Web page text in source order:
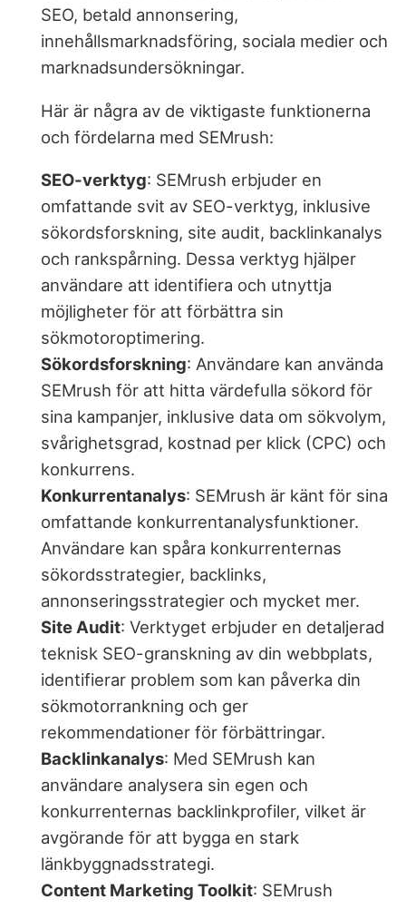
SEO, betald annonsering,
innehållsmarknadsföring, sociala medier och
marknadsundersökningar.
Här är några av de viktigaste funktionerna
och fördelarna med SEMrush:
SEO-verktyg: SEMrush erbjuder en
omfattande svit av SEO-verktyg, inklusive
sökordsforskning, site audit, backlinkanalys
och rankspårning. Dessa verktyg hjälper
användare att identifiera och utnyttja
möjligheter för att förbättra sin
sökmotoroptimering.
Sökordsforskning: Användare kan använda
SEMrush för att hitta värdefulla sökord för
sina kampanjer, inklusive data om sökvolym,
svårighetsgrad, kostnad per klick (CPC) och
konkurrens.
Konkurrentanalys: SEMrush är känt för sina
omfattande konkurrentanalysfunktioner.
Användare kan spåra konkurrenternas
sökordsstrategier, backlinks,
annonseringsstrategier och mycket mer.
Site Audit: Verktyget erbjuder en detaljerad
teknisk SEO-granskning av din webbplats,
identifierar problem som kan påverka din
sökmotorrankning och ger
rekommendationer för förbättringar.
Backlinkanalys: Med SEMrush kan
användare analysera sin egen och
konkurrenternas backlinkprofiler, vilket är
avgörande för att bygga en stark
länkbyggnadsstrategi.
Content Marketing Toolkit: SEMrush